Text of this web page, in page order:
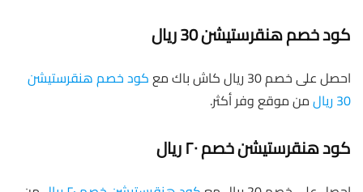
كود خصم هنقرستيشن 30 ريال
احصل على خصم 30 ريال كاش باك مع
كود خصم هنقرستيشن
30 ريال
من موقع وفر أكثر.
كود هنقرستيشن خصم ٢٠ ريال